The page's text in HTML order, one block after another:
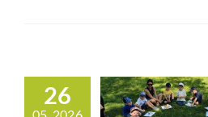
26